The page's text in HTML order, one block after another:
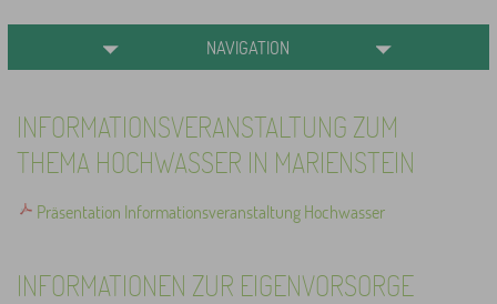
NAVIGATION
INFORMATIONSVERANSTALTUNG ZUM
THEMA HOCHWASSER IN MARIENSTEIN
Präsentation Informationsveranstaltung Hochwasser
INFORMATIONEN ZUR EIGENVORSORGE